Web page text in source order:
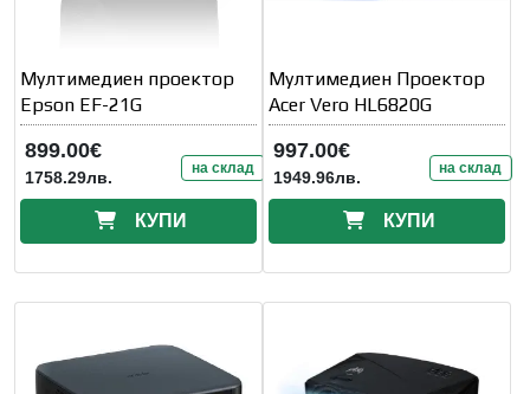
Мултимедиен проектор
Epson EF-21G
899.00€
1758.29лв. на склад
КУПИ
Мултимедиен Проектор
Acer Vero HL6820G
997.00€
1949.96лв. на склад
КУПИ